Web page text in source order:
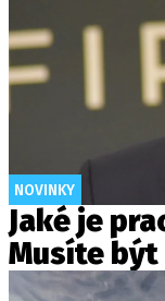
NOVINKY
Jaké je
Musíte